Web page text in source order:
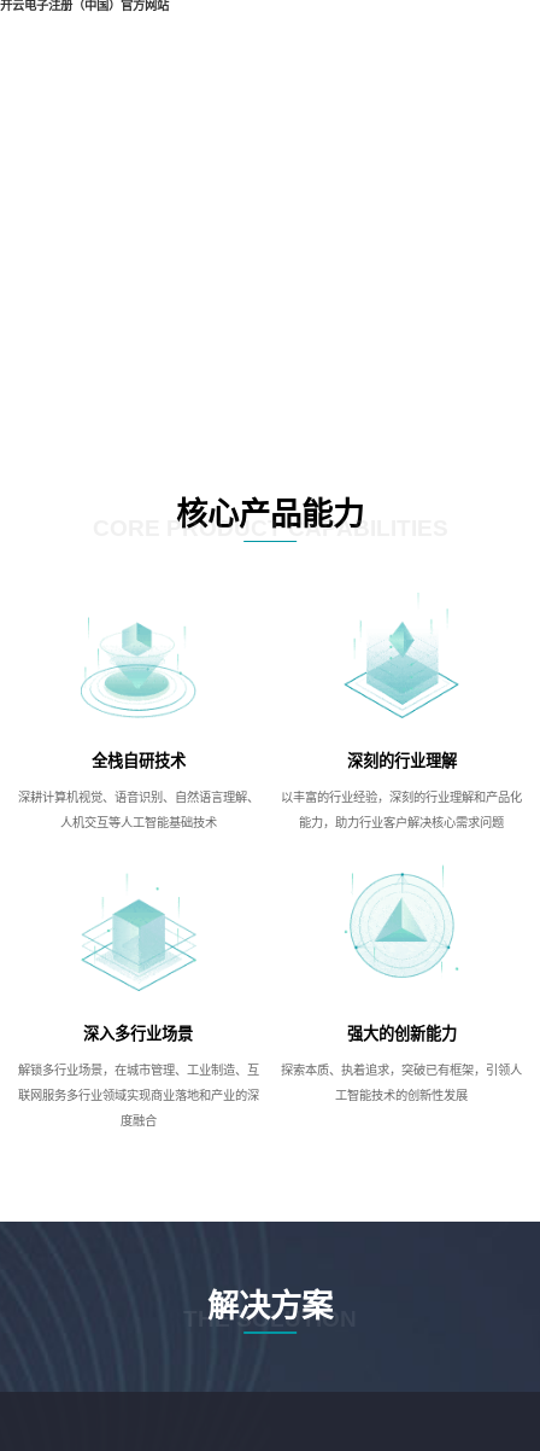
开云电子注册（中国）官方网站
核心产品能力
CORE PRODUCT CAPABILITIES
全栈自研技术
深耕计算机视觉、语音识别、自然语言理解、
人机交互等人工智能基础技术
深刻的行业理解
以丰富的行业经验，深刻的行业理解和产品化
能力，助力行业客户解决核心需求问题
深入多行业场景
解锁多行业场景，在城市管理、工业制造、互
联网服务多行业领域实现商业落地和产业的深
度融合
强大的创新能力
探索本质、执着追求，突破已有框架，引领人
工智能技术的创新性发展
解决方案
THE SOLUTION